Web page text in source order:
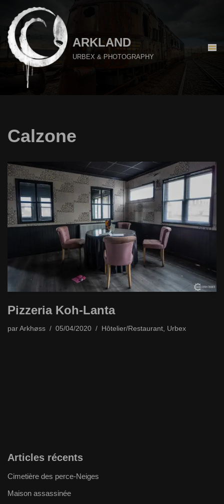
Aller
au
contenu
ARKLAND
URBEX & PHOTOGRAPHY
Calzone
Pizzeria Koh-Lanta
par Arkhøss 05/04/2020 Hôtelier/Restaurant, Urbex
Articles récents
Cimetière des perce-Neiges
Maison assassinée